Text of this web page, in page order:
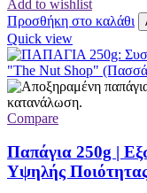
Add to wishlist
Προσθήκη στο καλάθι
Quick view
Compare
Παπάγια 250g |
Υψηλής